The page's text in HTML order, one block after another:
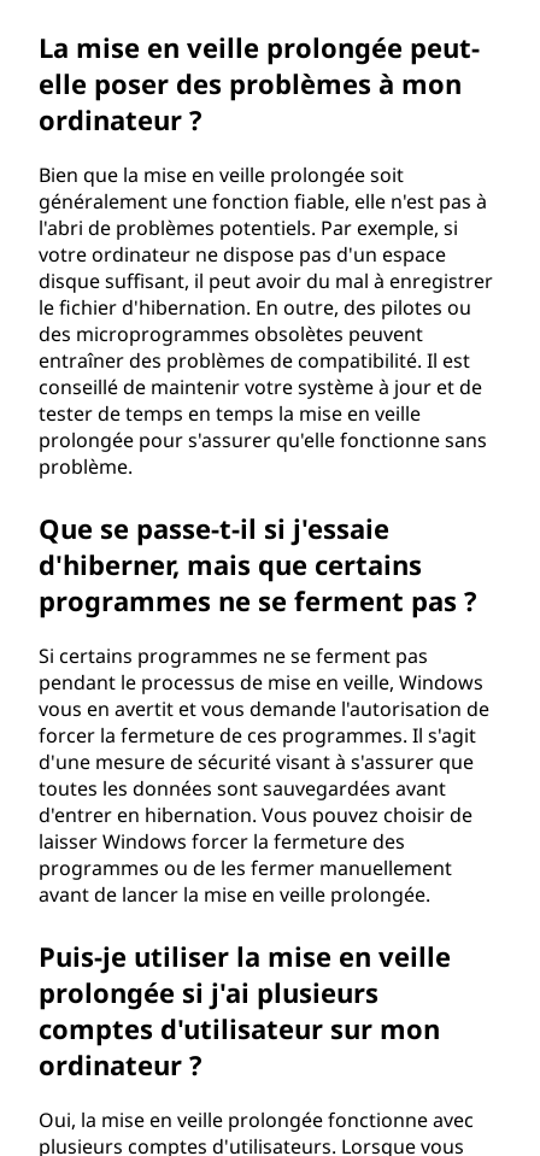
La mise en veille prolongée peut-
elle poser des problèmes à mon
ordinateur ?
Bien que la mise en veille prolongée soit
généralement une fonction fiable, elle n'est pas à
l'abri de problèmes potentiels. Par exemple, si
votre ordinateur ne dispose pas d'un espace
disque suffisant, il peut avoir du mal à enregistrer
le fichier d'hibernation. En outre, des pilotes ou
des microprogrammes obsolètes peuvent
entraîner des problèmes de compatibilité. Il est
conseillé de maintenir votre système à jour et de
tester de temps en temps la mise en veille
prolongée pour s'assurer qu'elle fonctionne sans
problème.
Que se passe-t-il si j'essaie
d'hiberner, mais que certains
programmes ne se ferment pas ?
Si certains programmes ne se ferment pas
pendant le processus de mise en veille, Windows
vous en avertit et vous demande l'autorisation de
forcer la fermeture de ces programmes. Il s'agit
d'une mesure de sécurité visant à s'assurer que
toutes les données sont sauvegardées avant
d'entrer en hibernation. Vous pouvez choisir de
laisser Windows forcer la fermeture des
programmes ou de les fermer manuellement
avant de lancer la mise en veille prolongée.
Puis-je utiliser la mise en veille
prolongée si j'ai plusieurs
comptes d'utilisateur sur mon
ordinateur ?
Oui, la mise en veille prolongée fonctionne avec
plusieurs comptes d'utilisateurs. Lorsque vous